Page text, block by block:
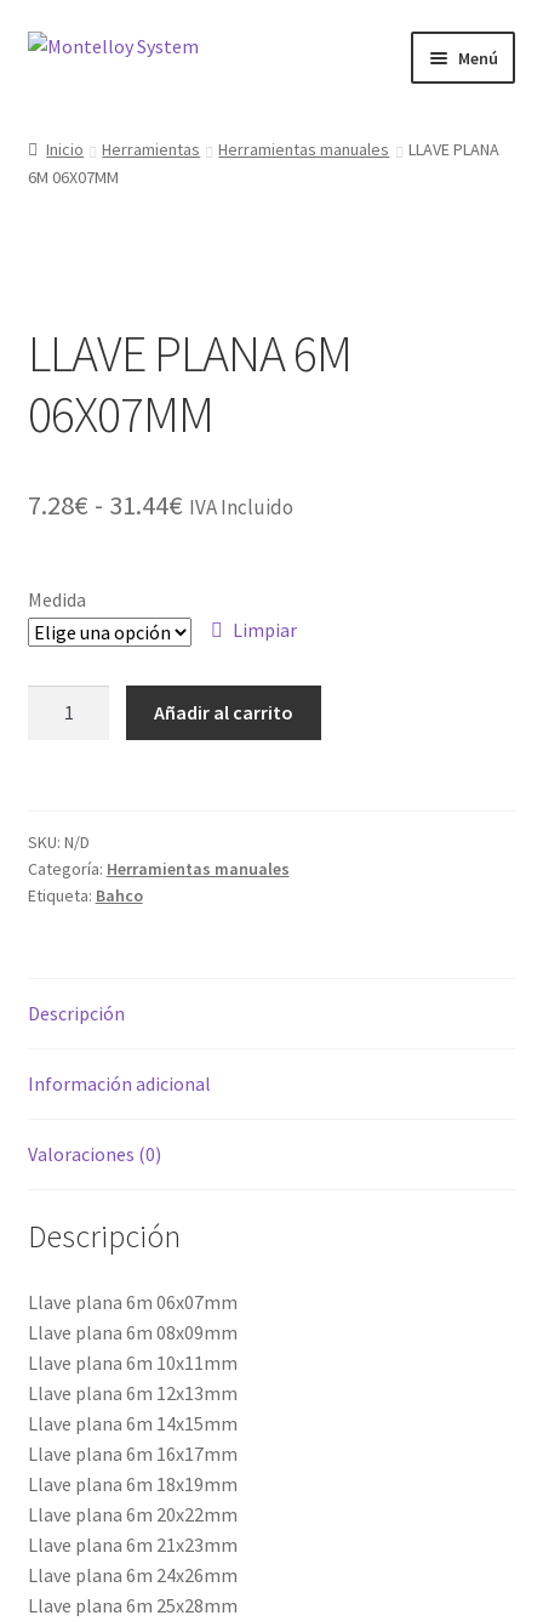
Ir
Ir
Menú
Ferretería
Protección Laboral
Contacto
Inicio Herramientas Herramientas manuales
LLAVE PLANA
6M 06X07MM
LLAVE PLANA 6M
06X07MM
7.28€ - 31.44€Rango
desde
7.28€
hasta
IVA Incluido
Medida
Limpiar
Añadir al carrito
SKU: N/D
Categoría: Herramientas manuales
Etiqueta: Bahco
Descripción
Información adicional
Valoraciones (0)
Descripción
Llave plana 6m 06x07mm
Llave plana 6m 08x09mm
Llave plana 6m 10x11mm
Llave plana 6m 12x13mm
Llave plana 6m 14x15mm
Llave plana 6m 16x17mm
Llave plana 6m 18x19mm
Llave plana 6m 20x22mm
Llave plana 6m 21x23mm
Llave plana 6m 24x26mm
Llave plana 6m 25x28mm